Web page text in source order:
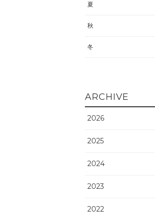
夏
秋
冬
ARCHIVE
2026
2025
2024
2023
2022